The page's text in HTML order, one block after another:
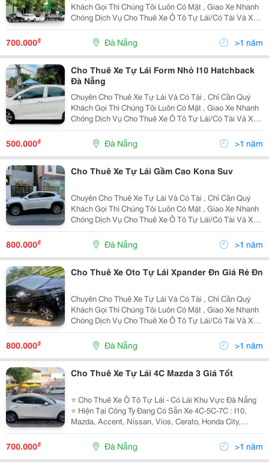
Khách Gọi Thì Chúng Tôi Luôn Có Mặt , Giao Xe Nhanh
Chóng Dịch Vụ Cho Thuê Xe Ô Tô Tự Lái/Có Tài Và Xe
Hoa Khu Vực Đà Nẵng. Có Nhiều Ưu Đãi Cho Khách
Hàng Khi Thuê Xe Call/Zalo : 0906460768 ...
700.000₫ Đà Nẵng >1 năm
Cho Thuê Xe Tự Lái Form Nhỏ I10 Hatchback
Đà Nẵng
Chuyên Cho Thuê Xe Tự Lái Và Có Tài , Chỉ Cần Quý
Khách Gọi Thì Chúng Tôi Luôn Có Mặt , Giao Xe Nhanh
Chóng Dịch Vụ Cho Thuê Xe Ô Tô Tự Lái/Có Tài Và Xe
Hoa Khu Vực Đà Nẵng. Có Nhiều Ưu Đãi Cho Khách
Hàng Khi Thuê Xe Call/Zalo : 0906460768 ...
500.000₫ Đà Nẵng >1 năm
Cho Thuê Xe Tự Lái Gầm Cao Kona Suv
Chuyên Cho Thuê Xe Tự Lái Và Có Tài , Chỉ Cần Quý
Khách Gọi Thì Chúng Tôi Luôn Có Mặt , Giao Xe Nhanh
Chóng Dịch Vụ Cho Thuê Xe Ô Tô Tự Lái/Có Tài Và Xe
Hoa Khu Vực Đà Nẵng. Có Nhiều Ưu Đãi Cho Khách
Hàng Khi Thuê Xe Call/Zalo : 0906460768 ...
800.000₫ Đà Nẵng >1 năm
Cho Thuê Xe Oto Tự Lái Xpander Đn Giá Rẻ Đn
Chuyên Cho Thuê Xe Tự Lái Và Có Tài , Chỉ Cần Quý
Khách Gọi Thì Chúng Tôi Luôn Có Mặt , Giao Xe Nhanh
Chóng Dịch Vụ Cho Thuê Xe Ô Tô Tự Lái/Có Tài Và Xe
Hoa Khu Vực Đà Nẵng. Có Nhiều Ưu Đãi Cho Khách
Hàng Khi Thuê Xe Call/Zalo : 0906460768 ...
800.000₫ Đà Nẵng >1 năm
Cho Thuê Xe Tự Lái 4C Mazda 3 Giá Tốt
⭐️ Cho Thuê Xe Ô Tô Tự Lái - Có Lái Khu Vực Đà Nẵng
⭐️ Hiện Tại Công Ty Đang Có Sẵn Xe 4C-5C-7C : I10,
Mazda, Accent, Nissan, Vios, Cerato, Honda City,
Veloz, Mg, Mazda Cx5, Kona, Sonet, Sedona, Innova,
Fortuner, Everest, Outlander, Carnival,...
700.000₫ Đà Nẵng >1 năm